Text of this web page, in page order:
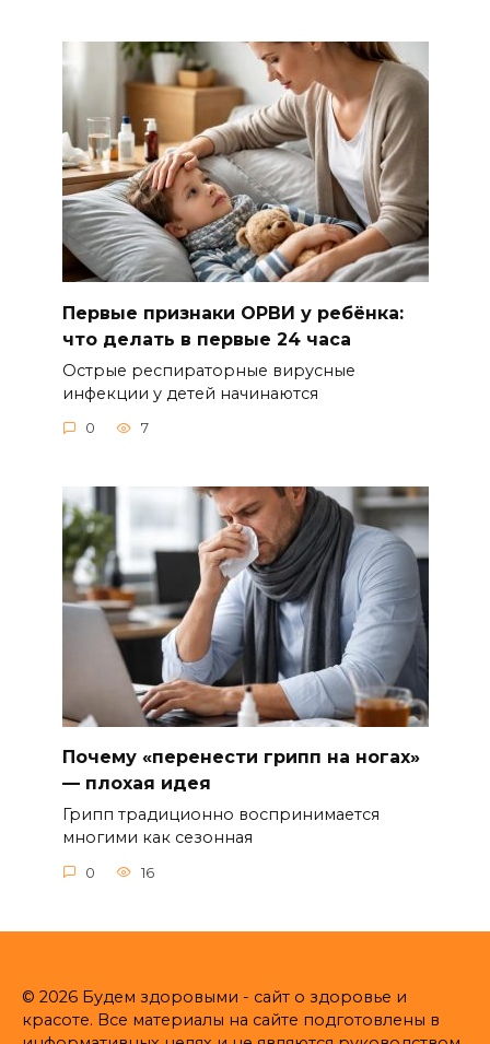
Первые признаки ОРВИ у ребёнка:
что делать в первые 24 часа
Острые респираторные вирусные
инфекции у детей начинаются
0 7
Почему «перенести грипп на ногах»
— плохая идея
Грипп традиционно воспринимается
многими как сезонная
0 16
© 2026 Будем здоровыми - сайт о здоровье и
красоте. Все материалы на сайте подготовлены в